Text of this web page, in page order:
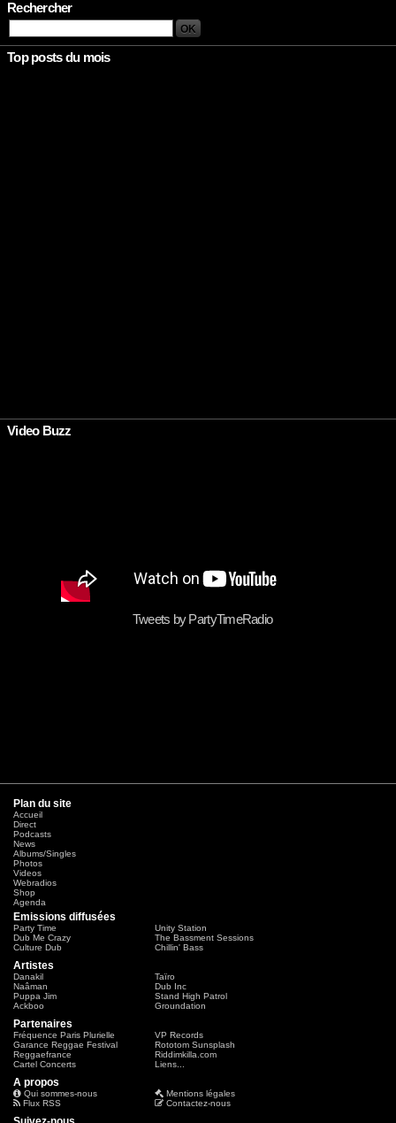
Rechercher
Top posts du mois
Video Buzz
Tweets by PartyTimeRadio
Plan du site
Accueil
Direct
Podcasts
News
Albums/Singles
Photos
Videos
Webradios
Shop
Agenda
Emissions diffusées
Party Time
Unity Station
Dub Me Crazy
The Bassment Sessions
Culture Dub
Chillin' Bass
Artistes
Danakil
Taïro
Naâman
Dub Inc
Puppa Jim
Stand High Patrol
Ackboo
Groundation
Partenaires
Fréquence Paris Plurielle
VP Records
Garance Reggae Festival
Rototom Sunsplash
Reggaefrance
Riddimkilla.com
Cartel Concerts
Liens...
A propos
Qui sommes-nous
Mentions légales
Flux RSS
Contactez-nous